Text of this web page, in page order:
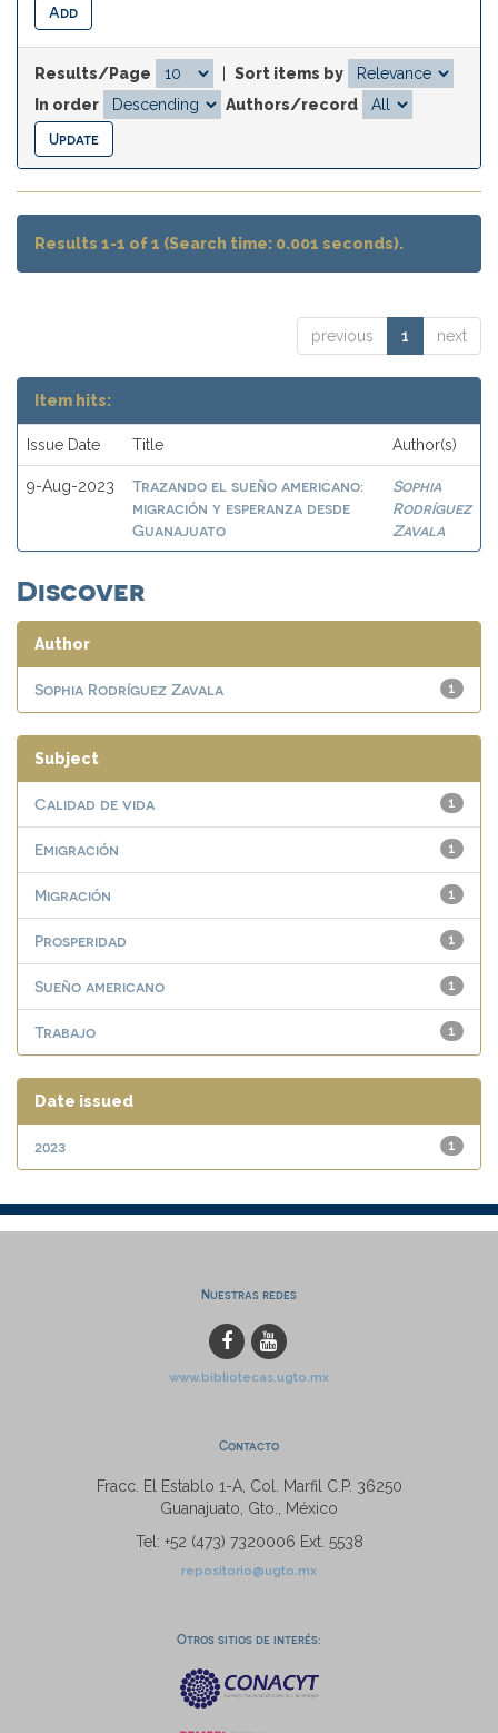
Results/Page
Sort items by
In order
Authors/record
Results 1-1 of 1 (Search time: 0.001 seconds).
previous 1 next
Item hits:
Issue Date Title Author(s)
9-Aug-2023
Trazando el sueño americano:
migración y esperanza desde
Guanajuato
Sophia
Rodríguez
Zavala
Discover
Author
1
Sophia Rodríguez Zavala
Subject
1
Calidad de vida
1
Emigración
1
Migración
1
Prosperidad
1
Sueño americano
1
Trabajo
Date issued
1
2023
Nuestras redes
www.bibliotecas.ugto.mx
Contacto
Fracc. El Establo 1-A, Col. Marfil C.P. 36250
Guanajuato, Gto., México
Tel: +52 (473) 7320006 Ext. 5538
repositorio@ugto.mx
Otros sitios de interés: